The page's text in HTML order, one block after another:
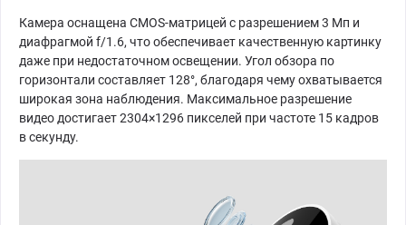
Камера оснащена CMOS-матрицей с разрешением 3 Мп и
диафрагмой f/1.6, что обеспечивает качественную картинку
даже при недостаточном освещении. Угол обзора по
горизонтали составляет 128°, благодаря чему охватывается
широкая зона наблюдения. Максимальное разрешение
видео достигает 2304×1296 пикселей при частоте 15 кадров
в секунду.